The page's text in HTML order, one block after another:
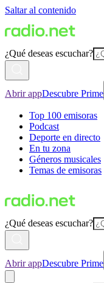
Saltar al contenido
¿Qué deseas escuchar?
Abrir appDescubre Prime
Top 100 emisoras
Podcast
Deporte en directo
En tu zona
Géneros musicales
Temas de emisoras
¿Qué deseas escuchar?
Abrir appDescubre Prime